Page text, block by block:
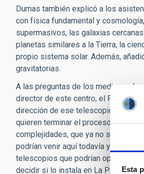
Esta
Dumas también explicó a los
con física fundamental y
supermasivos, las galaxias
planetas similares a la Tierra, la
propio sistema solar. Además,
gravitatorias.
A las preguntas de los medios
director de este centro, el Prof.
dirección de ese telescopio es que
quieren terminar el proceso de
complejidades, que ya no serían de
podrían venir aquí todavía y
telescopios que podrían optar por
decidir si lo instala en La Palma o